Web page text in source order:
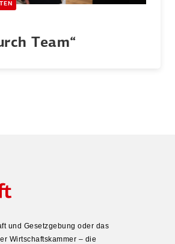
Team“
und Gesetz­gebung oder das
Wirtschafts­kammer – die